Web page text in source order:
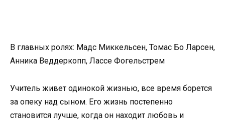
В главных ролях: Мадс Миккельсен, Томас Бо Ларсен,
Анника Веддеркопп, Лассе Фогельстрем
Учитель живет одинокой жизнью, все время борется
за опеку над сыном. Его жизнь постепенно
становится лучше, когда он находит любовь и